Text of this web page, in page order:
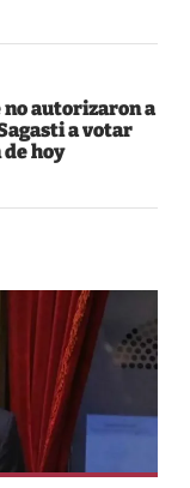
autorizaron a
a votar
de hoy